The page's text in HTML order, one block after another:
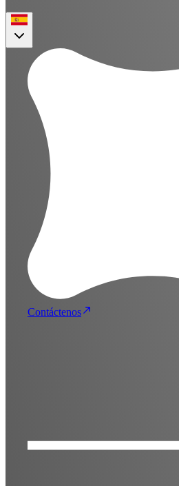
Contáctenos